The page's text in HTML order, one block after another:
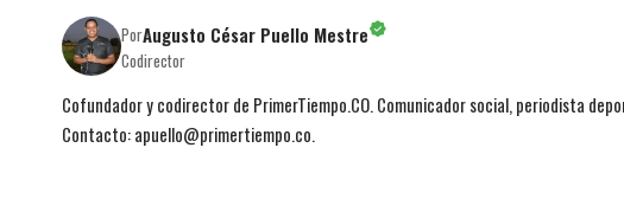
PorAugusto César Puello Mestre
Codirector
Cofundador y codirector de PrimerTiempo.CO. Comunicador social, periodista
Contacto: apuello@primertiempo.co.